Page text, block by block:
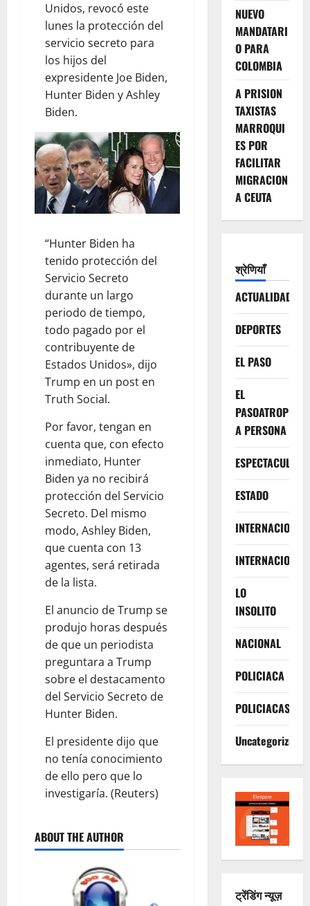
Unidos, revocó este
lunes la protección del
servicio secreto para
los hijos del
expresidente Joe Biden,
Hunter Biden y Ashley
Biden.
“Hunter Biden ha
tenido protección del
Servicio Secreto
durante un largo
periodo de tiempo,
todo pagado por el
contribuyente de
Estados Unidos», dijo
Trump en un post en
Truth Social.
Por favor, tengan en
cuenta que, con efecto
inmediato, Hunter
Biden ya no recibirá
protección del Servicio
Secreto. Del mismo
modo, Ashley Biden,
que cuenta con 13
agentes, será retirada
de la lista.
El anuncio de Trump se
produjo horas después
de que un periodista
preguntara a Trump
sobre el destacamento
del Servicio Secreto de
Hunter Biden.
El presidente dijo que
no tenía conocimiento
de ello pero que lo
investigaría. (Reuters)
ABOUT THE AUTHOR
NUEVO
MANDATARI
O PARA
COLOMBIA
A PRISION
TAXISTAS
MARROQUI
ES POR
FACILITAR
MIGRACION
A CEUTA
श्रेणियाँ
ACTUALIDAD
DEPORTES
EL PASO
EL
A PERSONA
ESPECTACULOS
ESTADO
INTERNACIONA
INTERNACIONAL
LO
INSOLITO
NACIONAL
POLICIACA
POLICIACAS
Uncategorized
ट्रेंडिंग न्यूज़